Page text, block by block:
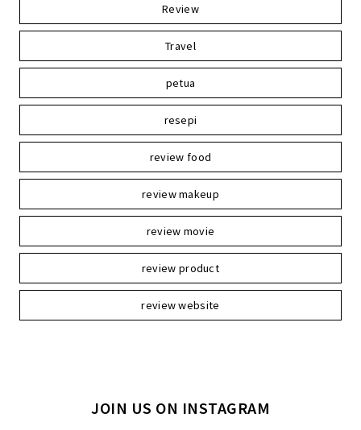
Review
Travel
petua
resepi
review food
review makeup
review movie
review product
review website
JOIN US ON INSTAGRAM